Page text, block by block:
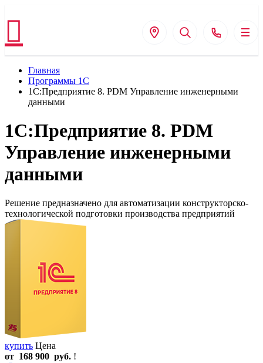
Главная
Программы 1С
1С:Предприятие 8. PDM Управление инженерными
данными
1С:Предприятие 8. PDM
Управление инженерными
данными
Решение предназначено для автоматизации конструкторско-
технологической подготовки производства предприятий
купить Цена
от 168 900 руб. !